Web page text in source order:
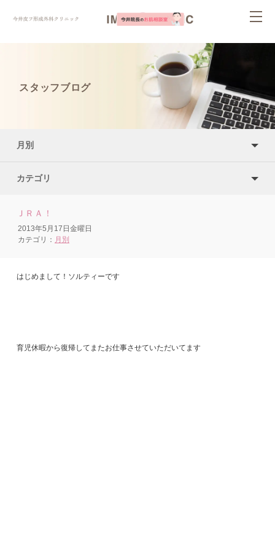
スタッフブログ
月別
カテゴリ
ＪＲＡ！
2013年5月17日金曜日
カテゴリ： 月別
はじめまして！ソルティーです
育児休暇から復帰してまたお仕事させていただいてます